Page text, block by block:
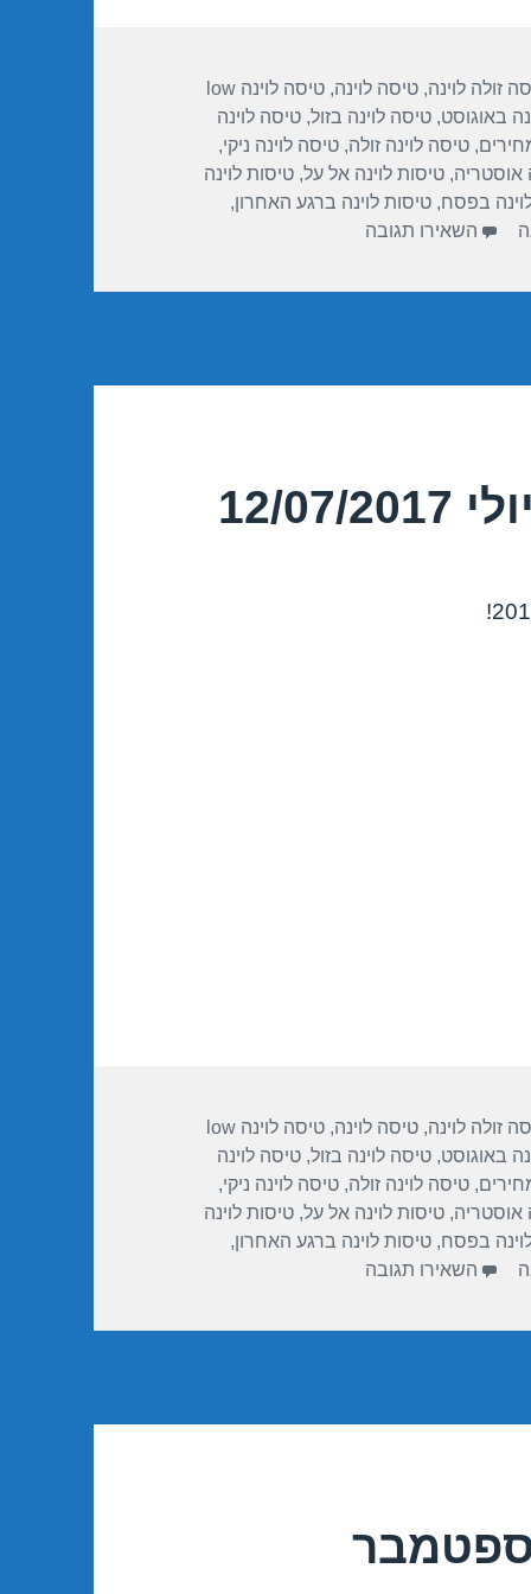
זולה לוינה,טיסה לוינה,
טיסה לוינה low
באוגוסט,טיסה לוינה בזול,טיסה לוינה
,טיסה לוינה זולה,טיסה לוינה ניקי,
אוסטריה,טיסות לוינה אל על,טיסות לוינה
בפסח,טיסות לוינה ברגע האחרון,
השאירו תגובה
זולה לוינה,טיסה לוינה,
טיסה לוינה low
באוגוסט,טיסה לוינה בזול,טיסה לוינה
,טיסה לוינה זולה,טיסה לוינה ניקי,
אוסטריה,טיסות לוינה אל על,טיסות לוינה
בפסח,טיסות לוינה ברגע האחרון,
השאירו תגובה